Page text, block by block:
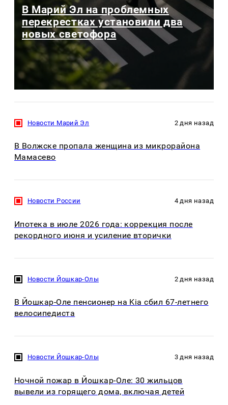
В Марий Эл на проблемных
перекрестках установили два
новых светофора
Новости Марий Эл 2 дня назад
В Волжске пропала женщина из микрорайона
Мамасево
Новости России 4 дня назад
Ипотека в июле 2026 года: коррекция после
рекордного июня и усиление вторички
Новости Йошкар-Олы 2 дня назад
В Йошкар-Оле пенсионер на Kia сбил 67-летнего
велосипедиста
Новости Йошкар-Олы 3 дня назад
Ночной пожар в Йошкар-Оле: 30 жильцов
вывели из горящего дома, включая детей